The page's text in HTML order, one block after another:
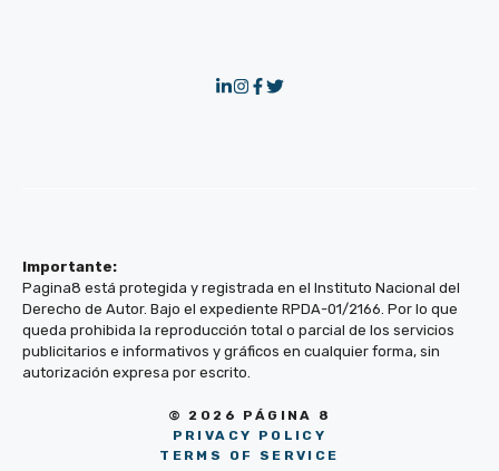
Importante:
Pagina8 está protegida y registrada en el Instituto Nacional del
Derecho de Autor. Bajo el expediente RPDA-01/2166. Por lo que
queda prohibida la reproducción total o parcial de los servicios
publicitarios e informativos y gráficos en cualquier forma, sin
autorización expresa por escrito.
© 2026 PÁGINA 8
PRIVACY POLICY
TERMS OF SERVICE